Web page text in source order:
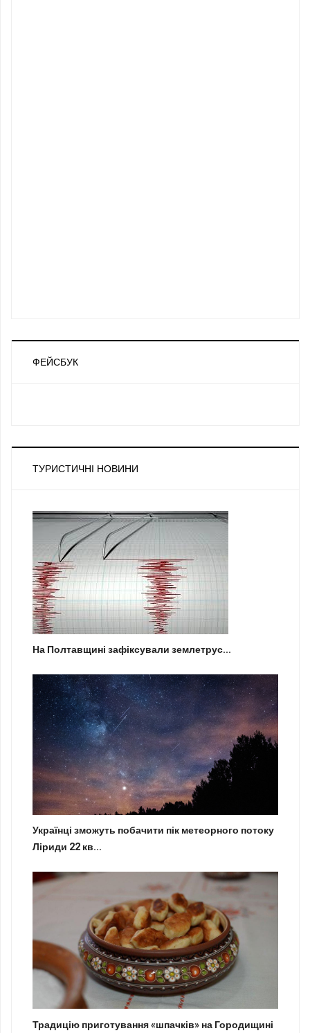
ФЕЙСБУК
ТУРИСТИЧНІ НОВИНИ
На Полтавщині зафіксували землетрус...
Українці зможуть побачити пік метеорного потоку
Ліриди 22 кв...
Традицію приготування «шпачків» на Городищині